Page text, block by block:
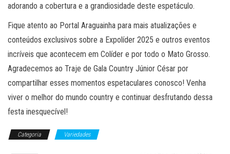
adorando a cobertura e a grandiosidade deste espetáculo.
Fique atento ao Portal Araguainha para mais atualizações e
conteúdos exclusivos sobre a Expolíder 2025 e outros eventos
incríveis que acontecem em Colíder e por todo o Mato Grosso.
Agradecemos ao Traje de Gala Country Júnior César por
compartilhar esses momentos espetaculares conosco! Venha
viver o melhor do mundo country e continuar desfrutando dessa
festa inesquecível!
Categoria Variedades